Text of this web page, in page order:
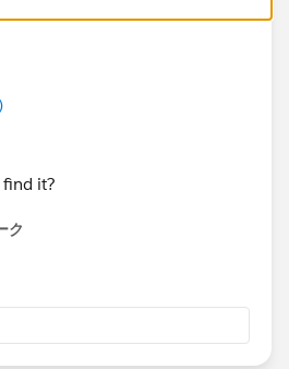
find it?
ク